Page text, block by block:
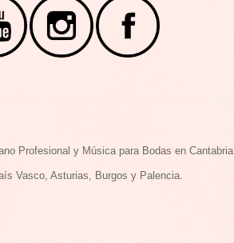
Profesional y Música para Bodas en Cantabria.
Vasco, Asturias, Burgos y Palencia.